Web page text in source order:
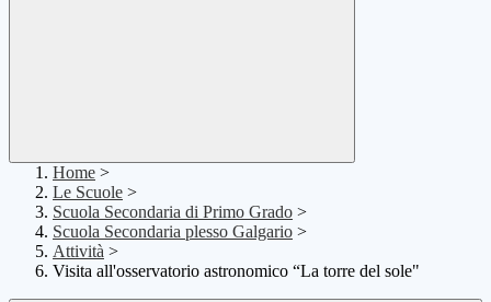
Home >
Le Scuole >
Scuola Secondaria di Primo Grado >
Scuola Secondaria plesso Galgario >
Attività >
Visita all'osservatorio astronomico “La torre del sole"